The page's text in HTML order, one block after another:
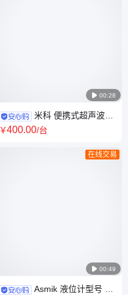
 00:28
米科 便携式超声波流
量计DN300DN600 固定插入式
￥400.00/台
 00:49
在线交易
Asmik 液位计型号 雷